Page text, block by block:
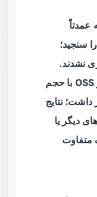
عمدتاً
سنجید؛
نشدند.
: مطالعه بر OSS با حجم
داشت؛ نتایج
دیگر یا
متفاوت